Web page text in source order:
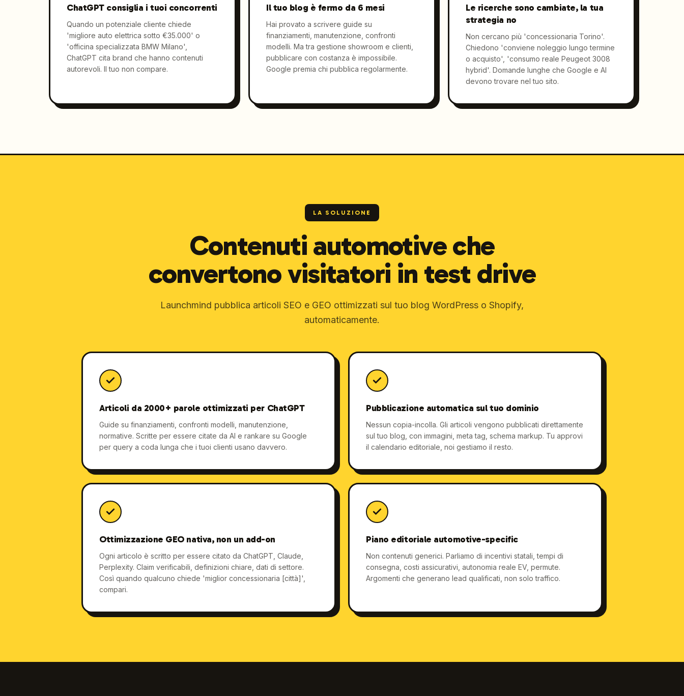
ChatGPT consiglia i tuoi concorrenti
Quando un potenziale cliente chiede
'migliore auto elettrica sotto €35.000' o
'officina specializzata BMW Milano',
ChatGPT cita brand che hanno contenuti
autorevoli. Il tuo non compare.
Il tuo blog è fermo da 6 mesi
Hai provato a scrivere guide su
finanziamenti, manutenzione, confronti
modelli. Ma tra gestione showroom e clienti,
pubblicare con costanza è impossibile.
Google premia chi pubblica regolarmente.
Le ricerche sono cambiate, la tua
strategia no
Non cercano più 'concessionaria Torino'.
Chiedono 'conviene noleggio lungo termine
o acquisto', 'consumo reale Peugeot 3008
hybrid'. Domande lunghe che Google e AI
devono trovare nel tuo sito.
LA SOLUZIONE
Contenuti automotive che
convertono visitatori in test drive
Launchmind pubblica articoli SEO e GEO ottimizzati sul tuo blog WordPress o Shopify,
automaticamente.
Articoli da 2000+ parole ottimizzati per ChatGPT
Guide su finanziamenti, confronti modelli, manutenzione,
normative. Scritte per essere citate da AI e rankare su Google
per query a coda lunga che i tuoi clienti usano davvero.
Pubblicazione automatica sul tuo dominio
Nessun copia-incolla. Gli articoli vengono pubblicati direttamente
sul tuo blog, con immagini, meta tag, schema markup. Tu approvi
il calendario editoriale, noi gestiamo il resto.
Ottimizzazione GEO nativa, non un add-on
Ogni articolo è scritto per essere citato da ChatGPT, Claude,
Perplexity. Claim verificabili, definizioni chiare, dati di settore.
Così quando qualcuno chiede 'miglior concessionaria [città]',
compari.
Piano editoriale automotive-specific
Non contenuti generici. Parliamo di incentivi statali, tempi di
consegna, costi assicurativi, autonomia reale EV, permute.
Argomenti che generano lead qualificati, non solo traffico.